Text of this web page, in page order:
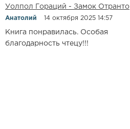
Уолпол Гораций - Замок Отранто
Анатолий 14 октября 2025 14:57
Книга понравилась. Особая
благодарность чтецу!!!